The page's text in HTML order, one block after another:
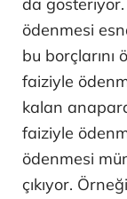
da
ödenmesi
bu
faiziyle
kalan
faiziyle
ödenmesi
çıkıyor.